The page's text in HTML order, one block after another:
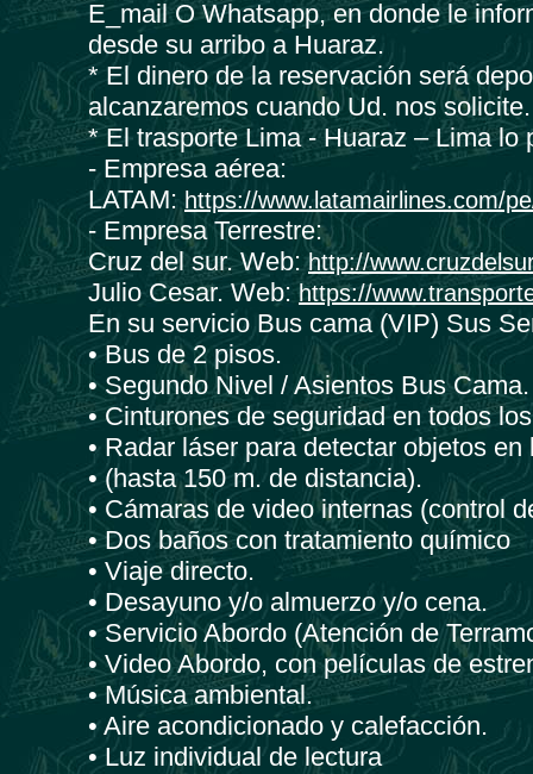
E_mail O Whatsapp, en donde le
desde su arribo a Huaraz.
* El dinero de la reservación será
alcanzaremos cuando Ud. nos solicite.
* El trasporte Lima - Huaraz – Lima
- Empresa aérea:
LATAM: https://www.latamairlines.com/
- Empresa Terrestre:
Cruz del sur. Web:http://
Julio Cesar. Web:https://
En su servicio Bus cama (VIP) Sus
• Bus de 2 pisos.
• Segundo Nivel / Asientos Bus Cama.
• Cinturones de seguridad en todos
• Radar láser para detectar objetos en
• (hasta 150 m. de distancia).
• Cámaras de video internas (control
• Dos baños con tratamiento químico
• Viaje directo.
• Desayuno y/o almuerzo y/o cena.
• Servicio Abordo (Atención de
• Video Abordo, con películas de
• Música ambiental.
• Aire acondicionado y calefacción.
• Luz individual de lectura